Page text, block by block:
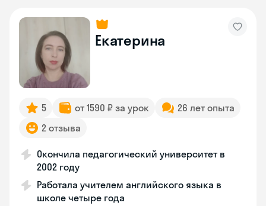
Екатерина
5 от 1590 ₽ за урок
26 лет опыта
2 отзыва
Окончила педагогический университет в
2002 году
Работала учителем английского языка в
школе четыре года